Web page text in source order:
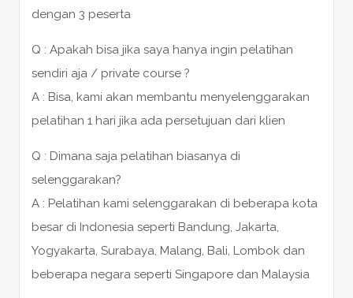
dengan 3 peserta
Q : Apakah bisa jika saya hanya ingin pelatihan
sendiri aja / private course ?
A : Bisa, kami akan membantu menyelenggarakan
pelatihan 1 hari jika ada persetujuan dari klien
Q : Dimana saja pelatihan biasanya di
selenggarakan?
A : Pelatihan kami selenggarakan di beberapa kota
besar di Indonesia seperti Bandung, Jakarta,
Yogyakarta, Surabaya, Malang, Bali, Lombok dan
beberapa negara seperti Singapore dan Malaysia